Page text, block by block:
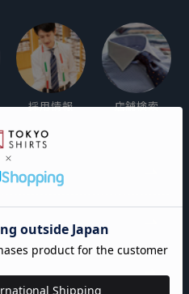
採用情報 店舗検索